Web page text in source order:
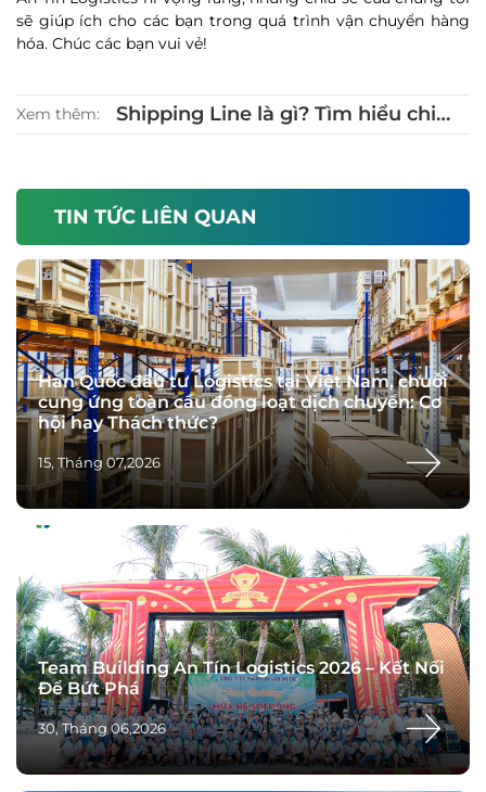
sẽ giúp ích cho các bạn trong quá trình vận chuyển hàng
hóa. Chúc các bạn vui vẻ!
Xem thêm:
Shipping Line là gì? Tìm hiểu chi
TIN TỨC LIÊN QUAN
Hàn Quốc đầu tư Logistics tại Việt Nam, chuỗi
cung ứng toàn cầu đồng loạt dịch chuyển: Cơ
hội hay Thách thức?
15, Tháng 07,2026
Team Building An Tín Logistics 2026 – Kết Nối
Để Bứt Phá
30, Tháng 06,2026